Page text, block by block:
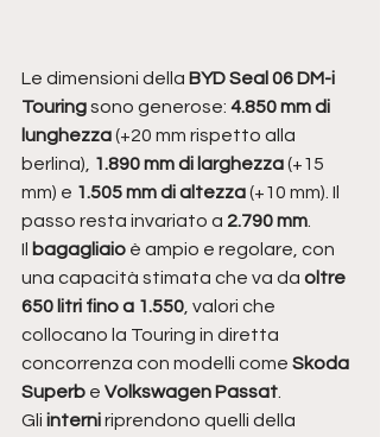
Le dimensioni della BYD Seal 06 DM-i
Touring sono generose: 4.850 mm di
lunghezza (+20 mm rispetto alla
berlina),
1.890 mm di larghezza (+15
mm) e 1.505 mm di altezza (+10 mm). Il
passo resta invariato a 2.790 mm
Il bagagliaio è ampio e regolare, con
una capacità stimata che va da oltre
650 litri fino a 1.550 , valori che
collocano la Touring in diretta
concorrenza con modelli come Skoda
Superb e Volkswagen Passat
Gli interni riprendono quelli della